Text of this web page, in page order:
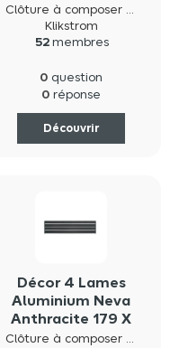
Avec Cadre
Aluminium
Anthracite
Clôture à composer neva composite
Klikstrom
52 membres
0 question
0 réponse
Découvrir
Décor 4 Lames
Aluminium Neva
Anthracite 179 X
H.44 Cm
Clôture à composer neva composite